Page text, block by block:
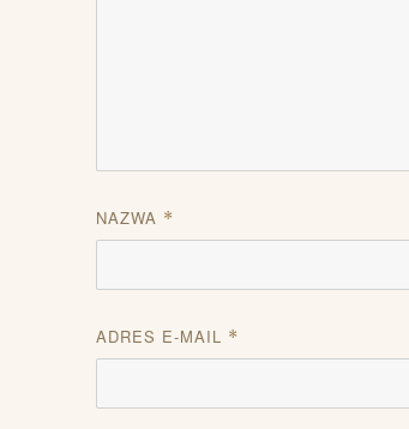
NAZWA *
ADRES E-MAIL *